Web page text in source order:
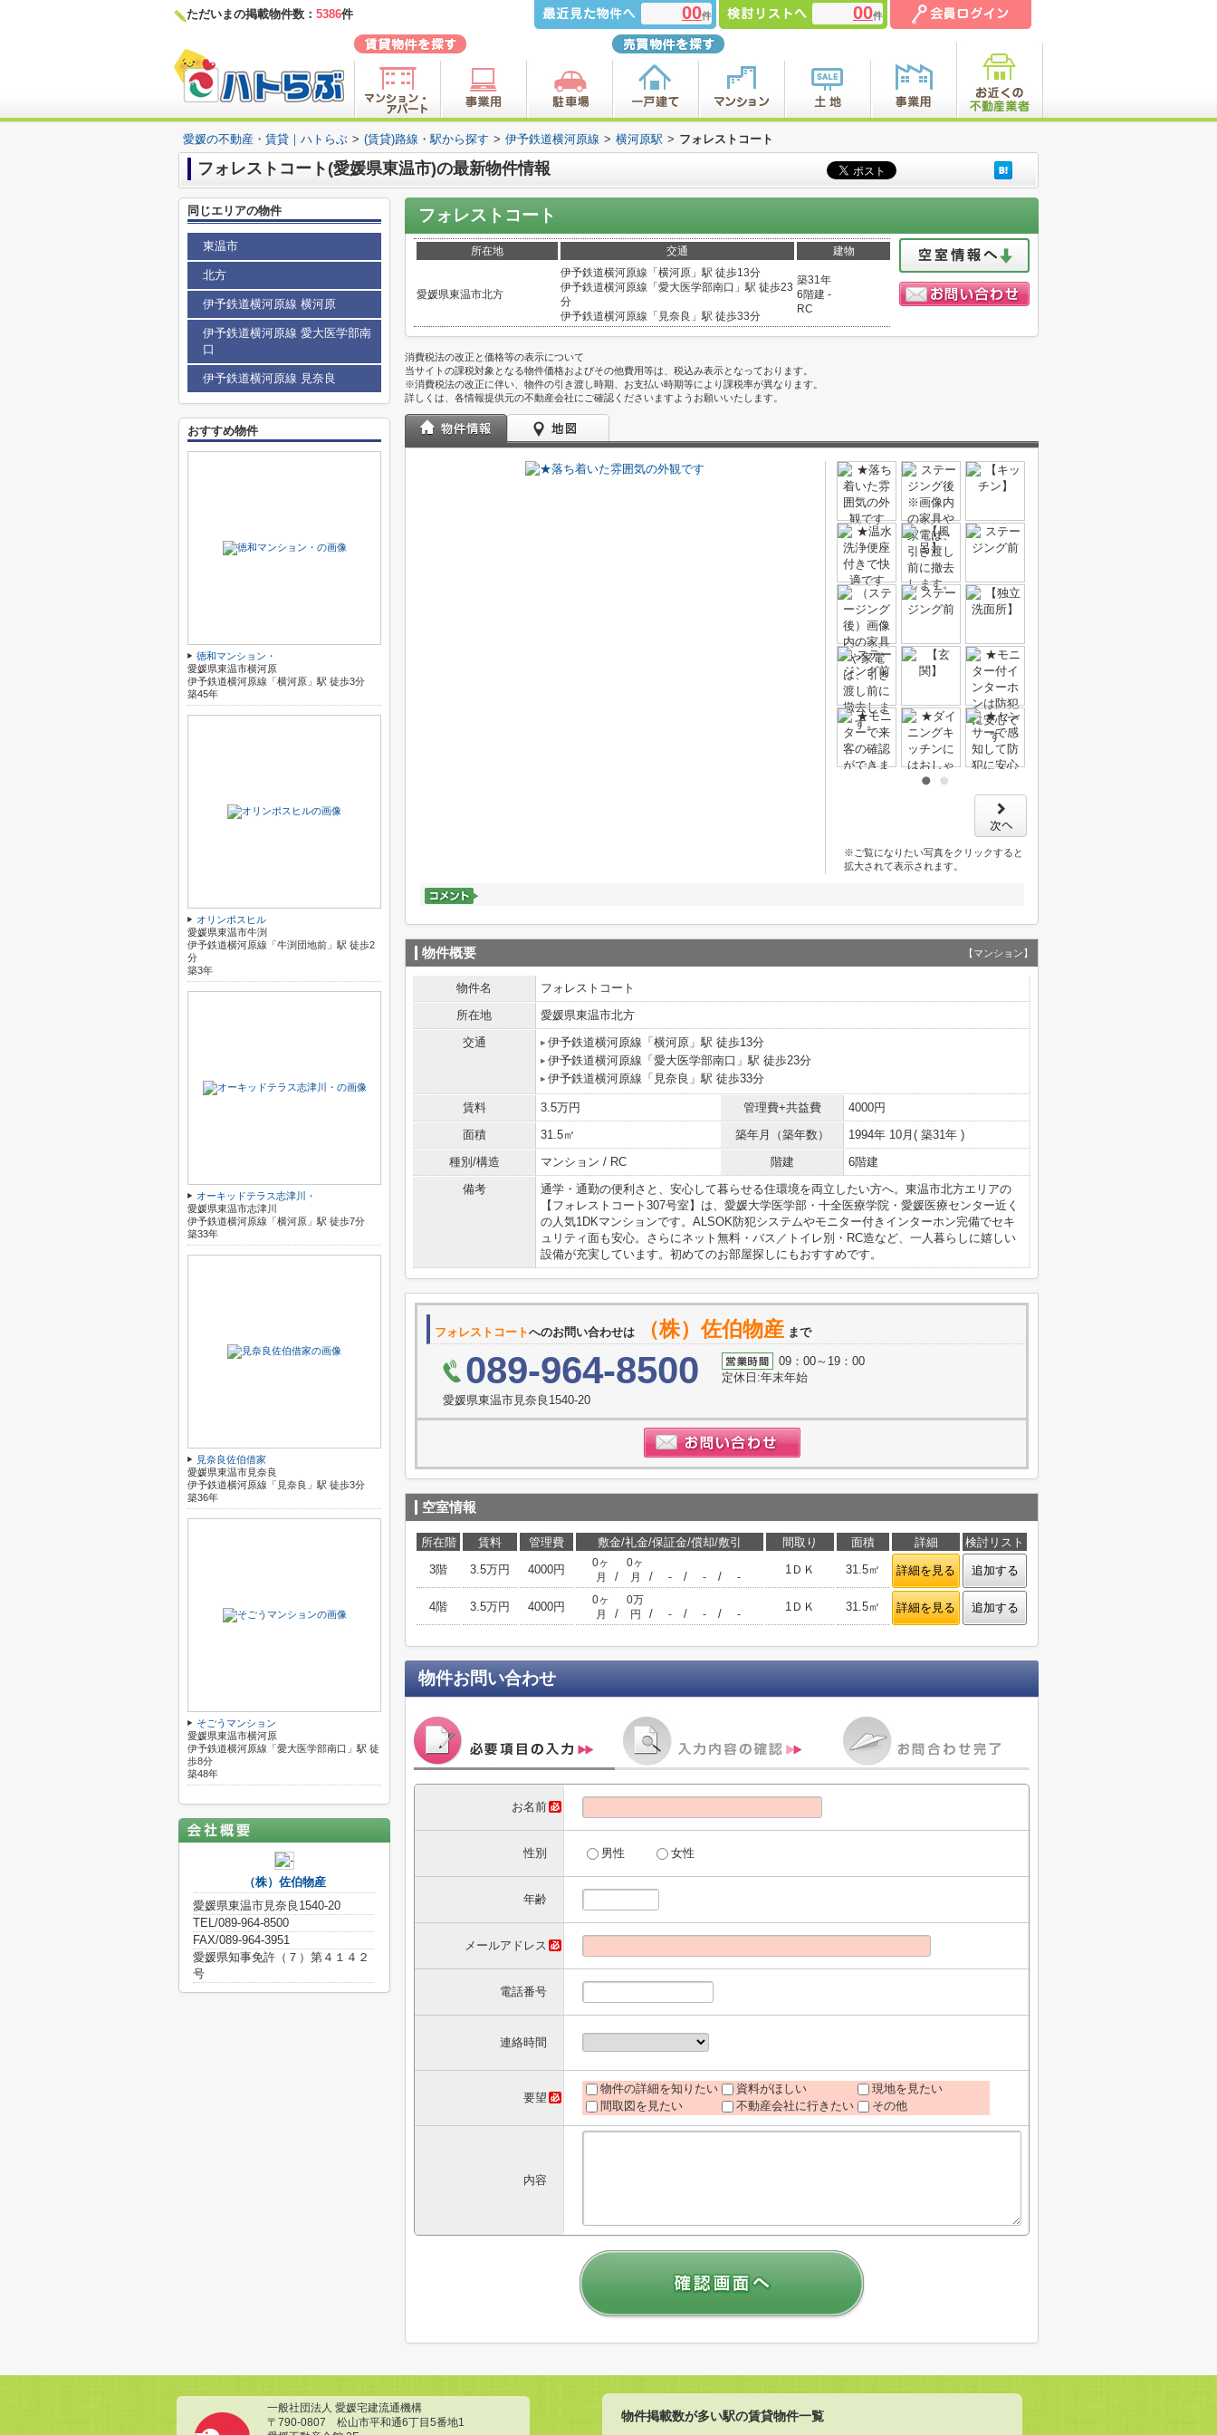
ただいまの掲載物件数： 5386件 00件 00件
愛媛の不動産・賃貸｜ハトらぶ > (賃貸)路線・駅から探す > 伊予鉄道横河原線 > 横河原駅 > フォレストコート
フォレストコート(愛媛県東温市)の最新物件情報
フォレストコート
所在地 交通 建物
愛媛県東温市北方
伊予鉄道横河原線「横河原」駅 徒歩13分
伊予鉄道横河原線「愛大医学部南口」駅 徒歩23
分
伊予鉄道横河原線「見奈良」駅 徒歩33分
築31年
6階建 -
RC
消費税法の改正と価格等の表示について
当サイトの課税対象となる物件価格およびその他費用等は、税込み表示となっております。
※消費税法の改正に伴い、物件の引き渡し時期、お支払い時期等により課税率が異なります。
詳しくは、各情報提供元の不動産会社にご確認くださいますようお願いいたします。
※ご覧になりたい写真をクリックすると
拡大されて表示されます。
物件概要 【マンション】
物件名
フォレストコート
所在地
愛媛県東温市北方
交通
伊予鉄道横河原線「横河原」駅 徒歩13分
伊予鉄道横河原線「愛大医学部南口」駅 徒歩23分
伊予鉄道横河原線「見奈良」駅 徒歩33分
賃料 3.5万円 管理費+共益費
4000円
面積
31.5㎡ 築年月（築年数）
1994年 10月( 築31年 )
種別/構造
マンション / RC 階建
6階建
備考
通学・通勤の便利さと、安心して暮らせる住環境を両立したい方へ。東温市北方エリアの
【フォレストコート307号室】は、愛媛大学医学部・十全医療学院・愛媛医療センター近く
の人気1DKマンションです。ALSOK防犯システムやモニター付きインターホン完備でセキ
ュリティ面も安心。さらにネット無料・バス／トイレ別・RC造など、一人暮らしに嬉しい
設備が充実しています。初めてのお部屋探しにもおすすめです。
フォレストコートへのお問い合わせは （株）佐伯物産 まで
089-964-8500
09：00～19：00
定休日:年末年始
愛媛県東温市見奈良1540-20
空室情報
所在階 賃料 管理費 敷金/礼金/保証金/償却/敷引 間取り 面積 詳細
検討リスト
3階
3.5万円 4000円
0ヶ
月
/
0ヶ
月
/ - / - / -
1ＤＫ 31.5㎡ 詳細を見る 追加する
4階 3.5万円 4000円
0ヶ
月
/
0万
円
/ - / - / -
1ＤＫ 31.5㎡ 詳細を見る 追加する
物件お問い合わせ
お名前
性別 男性 女性
年齢
メールアドレス
電話番号
連絡時間
要望
物件の詳細を知りたい 資料がほしい
現地を見たい
間取図を見たい
不動産会社に行きたい その他
内容
同じエリアの物件
東温市
北方
伊予鉄道横河原線 横河原
伊予鉄道横河原線 愛大医学部南
口
伊予鉄道横河原線 見奈良
おすすめ物件
徳和マンション・
愛媛県東温市横河原
伊予鉄道横河原線「横河原」駅 徒歩3分
築45年
オリンポスヒル
愛媛県東温市牛渕
伊予鉄道横河原線「牛渕団地前」駅 徒歩2
分
築3年
オーキッドテラス志津川・
愛媛県東温市志津川
伊予鉄道横河原線「横河原」駅 徒歩7分
築33年
見奈良佐伯借家
愛媛県東温市見奈良
伊予鉄道横河原線「見奈良」駅 徒歩3分
築36年
そごうマンション
愛媛県東温市横河原
伊予鉄道横河原線「愛大医学部南口」駅 徒
歩8分
築48年
（株）佐伯物産
愛媛県東温市見奈良1540-20
TEL/089-964-8500
FAX/089-964-3951
愛媛県知事免許（７）第４１４２
号
一般社団法人 愛媛宅建流通機構
〒790-0807 松山市平和通6丁目5番地1
物件掲載数が多い駅の賃貸物件一覧